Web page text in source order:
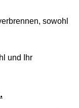
sowohl
und Ihr